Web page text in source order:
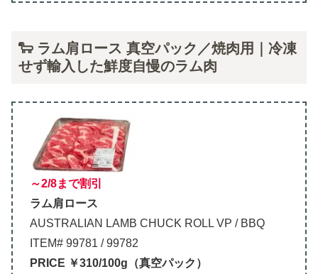
🐑 ラム肩ロース 真空パック／焼肉用｜冷凍
せず輸入した鮮度自慢のラム肉
～2/8まで割引
ラム肩ロース
AUSTRALIAN LAMB CHUCK ROLL VP / BBQ
ITEM# 99781 / 99782
PRICE ￥310/100g（真空パック）